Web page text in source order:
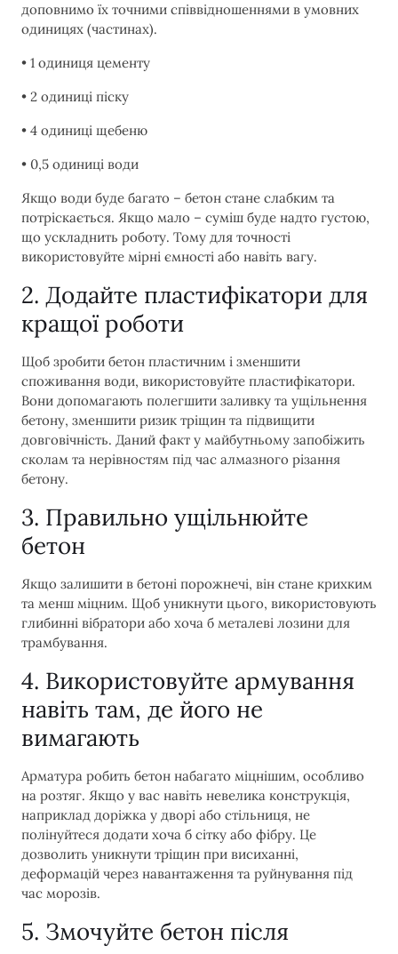
доповнимо їх точними співвідношеннями в умовних
одиницях (частинах).
• 1 одиниця цементу
• 2 одиниці піску
• 4 одиниці щебеню
• 0,5 одиниці води
Якщо води буде багато – бетон стане слабким та
потріскається. Якщо мало – суміш буде надто густою,
що ускладнить роботу. Тому для точності
використовуйте мірні ємності або навіть вагу.
2. Додайте пластифікатори для
кращої роботи
Щоб зробити бетон пластичним і зменшити
споживання води, використовуйте пластифікатори.
Вони допомагають полегшити заливку та ущільнення
бетону, зменшити ризик тріщин та підвищити
довговічність. Даний факт у майбутньому запобіжить
сколам та нерівностям під час алмазного різання
бетону.
3. Правильно ущільнюйте
бетон
Якщо залишити в бетоні порожнечі, він стане крихким
та менш міцним. Щоб уникнути цього, використовують
глибинні вібратори або хоча б металеві лозини для
трамбування.
4. Використовуйте армування
навіть там, де його не
вимагають
Арматура робить бетон набагато міцнішим, особливо
на розтяг. Якщо у вас навіть невелика конструкція,
наприклад доріжка у дворі або стільниця, не
полінуйтеся додати хоча б сітку або фібру. Це
дозволить уникнути тріщин при висиханні,
деформацій через навантаження та руйнування під
час морозів.
5. Змочуйте бетон після